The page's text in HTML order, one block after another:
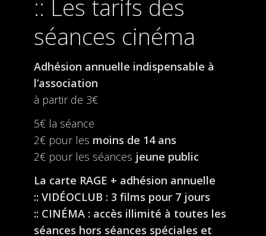
Les tarifs des
séances cinéma
Adhésion annuelle indispensable à
l’association
à partir de 3€
5€ la séance
2€ pour les moins de 14 ans
2€ pour les séances jeune public
La carte RAGE + adhésion annuelle
:: VIDÉOCLUB : 3 films pour 7 jours
:: CINÉMA : accès illimité à toutes les
séances hors séances spéciales et